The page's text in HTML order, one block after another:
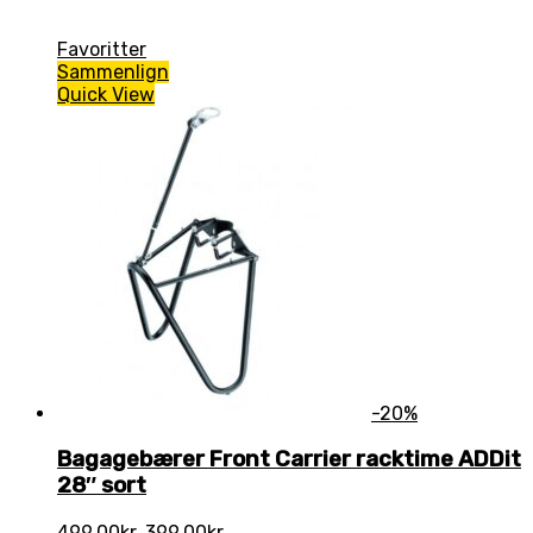
Favoritter
Sammenlign
Quick View
-20%
Bagagebærer Front Carrier racktime ADDit
28″ sort